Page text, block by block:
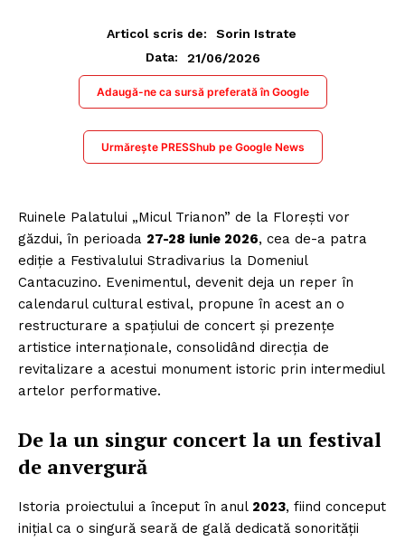
Articol scris de:
Sorin Istrate
Data:
21/06/2026
Adaugă-ne ca sursă preferată în Google
Urmărește PRESShub pe Google News
Ruinele Palatului „Micul Trianon” de la Florești vor
găzdui, în perioada 27-28 iunie 2026, cea de-a patra
ediție a Festivalului Stradivarius la Domeniul
Cantacuzino. Evenimentul, devenit deja un reper în
calendarul cultural estival, propune în acest an o
restructurare a spațiului de concert și prezențe
artistice internaționale, consolidând direcția de
revitalizare a acestui monument istoric prin intermediul
artelor performative.
De la un singur concert la un festival
de anvergură
Istoria proiectului a început în anul 2023, fiind conceput
inițial ca o singură seară de gală dedicată sonorității